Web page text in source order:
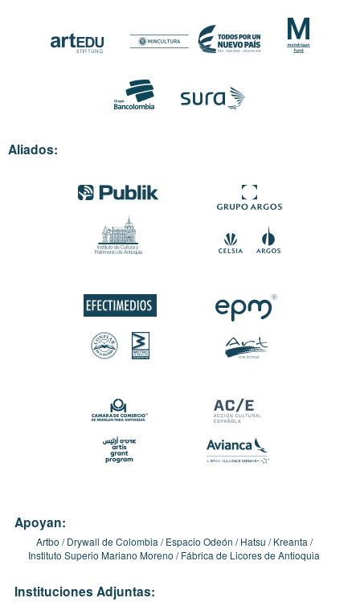
Aliados:
Apoyan:
Artbo Drywall de Colombia Espacio Odeón Hatsu
Kreanta
Instituto Superio Mariano Moreno
Fábrica de Licores de Antioquia
Instituciones Adjuntas: